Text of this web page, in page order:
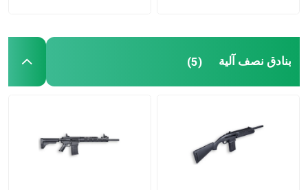
بنادق نصف آلية (5)